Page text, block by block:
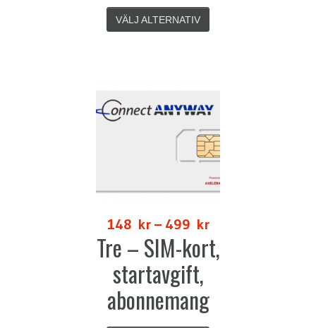
VÄLJ ALTERNATIV
148 kr– 499 kr
Tre – SIM-kort,
startavgift,
abonnemang